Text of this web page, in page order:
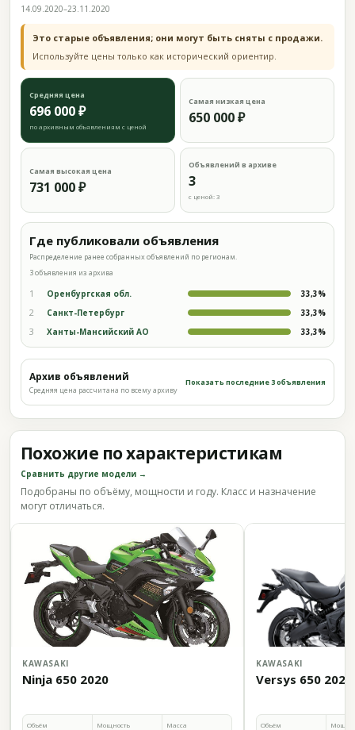
14.09.2020–23.11.2020
Это старые объявления; они могут быть сняты с продажи.
Используйте цены только как исторический ориентир.
Средняя цена
696 000 ₽
по архивным объявлениям с ценой
Самая низкая цена
650 000 ₽
Самая высокая цена
731 000 ₽
Объявлений в архиве
3
с ценой: 3
Где публиковали объявления
Распределение ранее собранных объявлений по регионам.
3 объявления из архива
1 Оренбургская обл. 33,3%
2 Санкт-Петербург 33,3%
3 Ханты-Мансийский АО 33,3%
Архив объявлений
Средняя цена рассчитана по всему архиву
Показать последние 3 объявления
Похожие по характеристикам
Сравнить другие модели →
Подобраны по объёму, мощности и году. Класс и назначение
могут отличаться.
KAWASAKI
Ninja 650 2020
Объём Мощность Масса
KAWASAKI
Versys 650 2020
Объём